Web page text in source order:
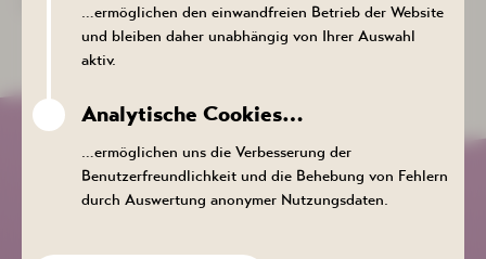
Versuchen Sie es doch später noch einmal.'
Kurgesellschaft Schlema
…ermöglichen den einwandfreien Betrieb der Website
und bleiben daher unabhängig von Ihrer Auswahl
aktiv.
Analytische Cookies…
…ermöglichen uns die Verbesserung der
Benutzerfreundlichkeit und die Behebung von Fehlern
durch Auswertung anonymer Nutzungsdaten.